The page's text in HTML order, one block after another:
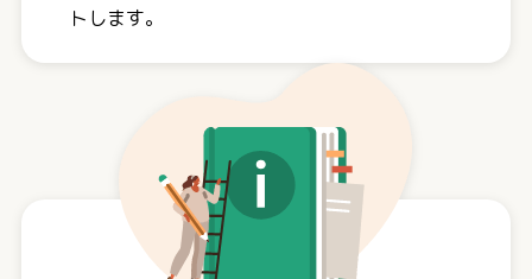
トします。